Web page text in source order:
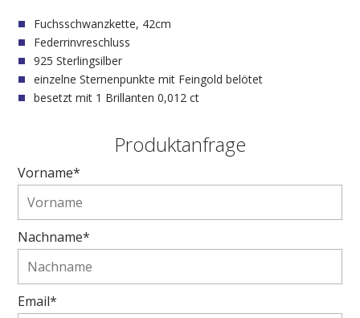
Fuchsschwanzkette, 42cm
Federrinvreschluss
925 Sterlingsilber
einzelne Sternenpunkte mit Feingold belötet
besetzt mit 1 Brillanten 0,012 ct
Produktanfrage
Vorname*
Nachname*
Email*